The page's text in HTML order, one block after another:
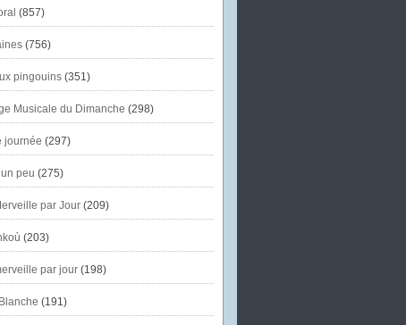
(857)
(756)
pingouins(351)
Musicale du Dimanche (298)
journée (297)
peu (275)
par Jour(209)
(203)
par jour(198)
(191)